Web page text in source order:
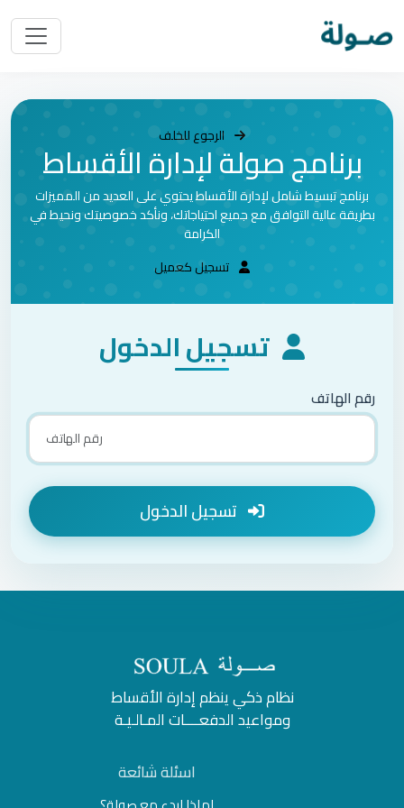
الرجوع للخلف
برنامج صولة لإدارة الأقساط
برنامج تبسيط شامل لإدارة الأقساط يحتوي على العديد من المميزات
بطريقة عالية التوافق مع جميع احتياجاتك، ونأكد خصوصيتك ونحيط في
الكرامة
تسجيل كعميل
تسجيل الدخول
رقم الهاتف
نظام ذكي ينظم إدارة الأقساط
ومواعيد الدفعــــات المـالـيـة
اسئلة شائعة